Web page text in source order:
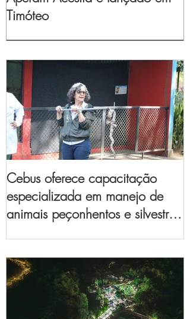
Timóteo
Cebus oferece capacitação
especializada em manejo de
animais peçonhentos e silvestres